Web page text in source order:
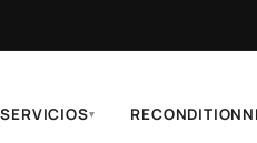
SERVICIOS▾